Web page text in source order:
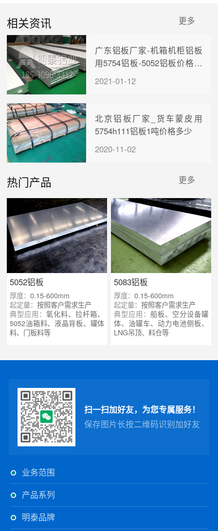
相关资讯 更多
广东铝板厂家-机箱机柜铝板
用5754铝板-5052铝板价格实
惠
2021-01-12
北京铝板厂家_货车蒙皮用
5754h111铝板1吨价格多少
2020-11-02
热门产品 更多
5052铝板
厚度：0.15-600mm
起定量：按照客户需求生产
典型应用：氧化料、拉杆箱、
5052油箱料、液晶背板、罐体
料、门板料等
5083铝板
厚度： 0.15-600mm
起定量： 按照客户需求生产
典型应用： 船板、空分设备罐
体、油罐车、动力电池侧板、
LNG吊顶、料仓等
扫一扫加好友，为您专属服务！
保存图片长按二维码识别加好友
业务范围
产品系列
明泰品牌